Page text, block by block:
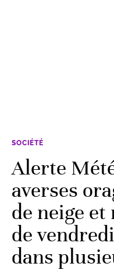
SOCIÉTÉ
Alerte
averses
de neige et
de
dans